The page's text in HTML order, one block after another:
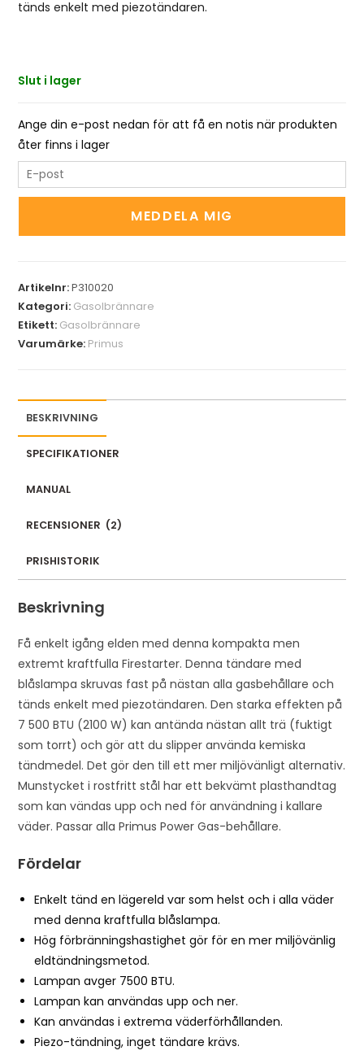
tänds enkelt med piezotändaren.
Slut i lager
Ange din e-post nedan för att få en notis när produkten
åter finns i lager
n
o
u
r
e
l
s
o
j
o
i
n
t
h
e
w
a
i
l
s
f
r
t
h
MEDDELA MIG
Artikelnr:P310020
Kategori: Gasolbrännare
Etikett: Gasolbrännare
Varumärke: Primus
BESKRIVNING
SPECIFIKATIONER
MANUAL
RECENSIONER (2)
PRISHISTORIK
Beskrivning
Få enkelt igång elden med denna kompakta men
extremt kraftfulla Firestarter. Denna tändare med
blåslampa skruvas fast på nästan alla gasbehållare och
tänds enkelt med piezotändaren. Den starka effekten på
7 500 BTU (2100 W) kan antända nästan allt trä (fuktigt
som torrt) och gör att du slipper använda kemiska
tändmedel. Det gör den till ett mer miljövänligt alternativ.
Munstycket i rostfritt stål har ett bekvämt plasthandtag
som kan vändas upp och ned för användning i kallare
väder. Passar alla Primus Power Gas-behållare.
Fördelar
Enkelt tänd en lägereld var som helst och i alla väder
med denna kraftfulla blåslampa.
Hög förbränningshastighet gör för en mer miljövänlig
eldtändningsmetod.
Lampan avger 7500 BTU.
Lampan kan användas upp och ner.
Kan användas i extrema väderförhållanden.
Piezo-tändning, inget tändare krävs.